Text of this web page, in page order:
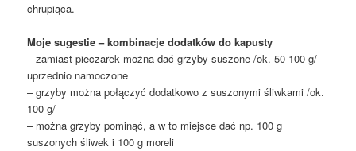
chrupiąca.
Moje sugestie – kombinacje dodatków do kapusty
– zamiast pieczarek można dać grzyby suszone /ok. 50-100 g/
uprzednio namoczone
– grzyby można połączyć dodatkowo z suszonymi śliwkami /ok.
100 g/
– można grzyby pominąć, a w to miejsce dać np. 100 g
suszonych śliwek i 100 g moreli